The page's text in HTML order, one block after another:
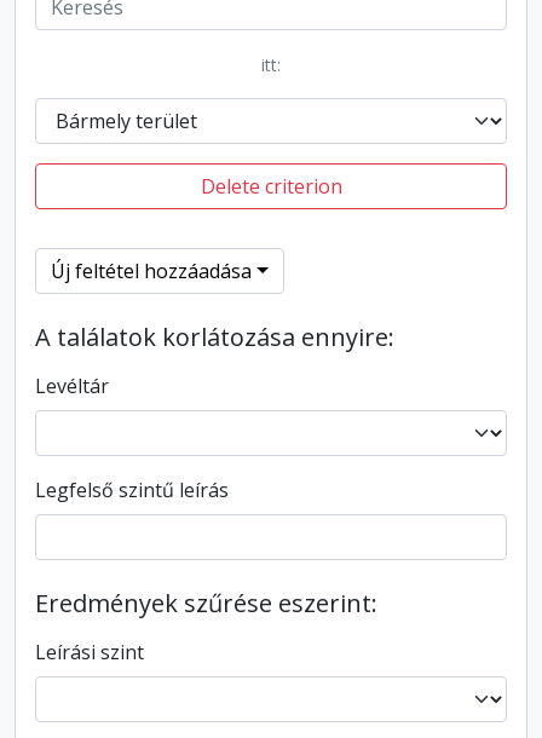
itt:
Delete criterion
Új feltétel hozzáadása
A találatok korlátozása ennyire:
Levéltár
Legfelső szintű leírás
Eredmények szűrése eszerint:
Leírási szint